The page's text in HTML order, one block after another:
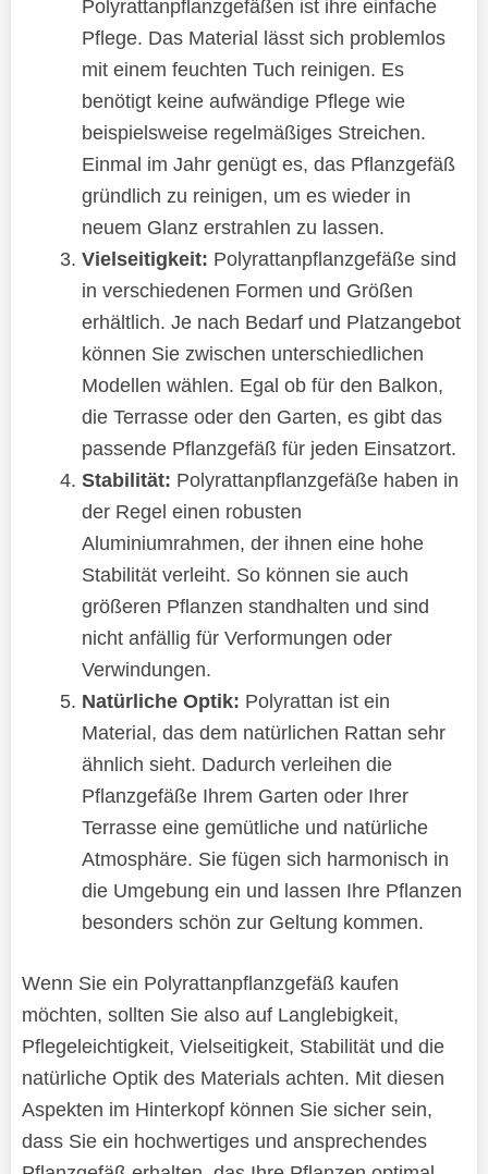
Polyrattanpflanzgefäßen ist ihre einfache
Pflege. Das Material lässt sich problemlos
mit einem feuchten Tuch reinigen. Es
benötigt keine aufwändige Pflege wie
beispielsweise regelmäßiges Streichen.
Einmal im Jahr genügt es, das Pflanzgefäß
gründlich zu reinigen, um es wieder in
neuem Glanz erstrahlen zu lassen.
Vielseitigkeit: Polyrattanpflanzgefäße sind
in verschiedenen Formen und Größen
erhältlich. Je nach Bedarf und Platzangebot
können Sie zwischen unterschiedlichen
Modellen wählen. Egal ob für den Balkon,
die Terrasse oder den Garten, es gibt das
passende Pflanzgefäß für jeden Einsatzort.
Stabilität: Polyrattanpflanzgefäße haben in
der Regel einen robusten
Aluminiumrahmen, der ihnen eine hohe
Stabilität verleiht. So können sie auch
größeren Pflanzen standhalten und sind
nicht anfällig für Verformungen oder
Verwindungen.
Natürliche Optik: Polyrattan ist ein
Material, das dem natürlichen Rattan sehr
ähnlich sieht. Dadurch verleihen die
Pflanzgefäße Ihrem Garten oder Ihrer
Terrasse eine gemütliche und natürliche
Atmosphäre. Sie fügen sich harmonisch in
die Umgebung ein und lassen Ihre Pflanzen
besonders schön zur Geltung kommen.
Wenn Sie ein Polyrattanpflanzgefäß kaufen
möchten, sollten Sie also auf Langlebigkeit,
Pflegeleichtigkeit, Vielseitigkeit, Stabilität und die
natürliche Optik des Materials achten. Mit diesen
Aspekten im Hinterkopf können Sie sicher sein,
dass Sie ein hochwertiges und ansprechendes